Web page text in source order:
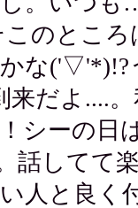
このとこ
な('▽'*)!?
だよ....。
シーの日
話してて
人と良く